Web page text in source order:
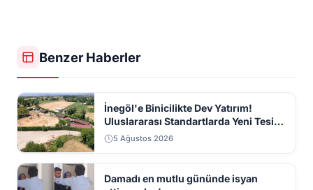
Benzer Haberler
İnegöl'e Binicilikte Dev Yatırım!
Uluslararası Standartlarda Yeni Tesis
Geliyor
5 Ağustos 2026
Damadı en mutlu gününde isyan